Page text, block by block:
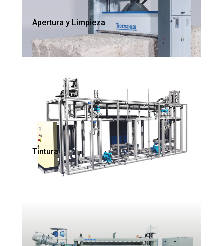
Apertura y Limpieza
Tintura